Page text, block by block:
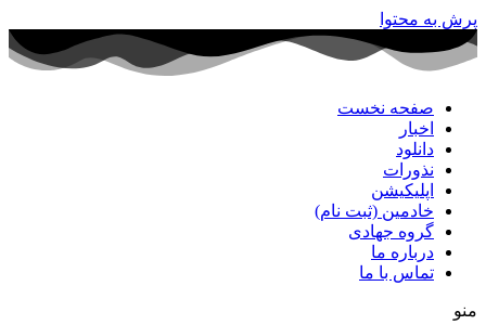
پرش به محتوا
صفحه نخست
اخبار
دانلود
نذورات
اپلیکیشن
خادمین (ثبت نام)
گروه جهادی
درباره ما
تماس با ما
منو